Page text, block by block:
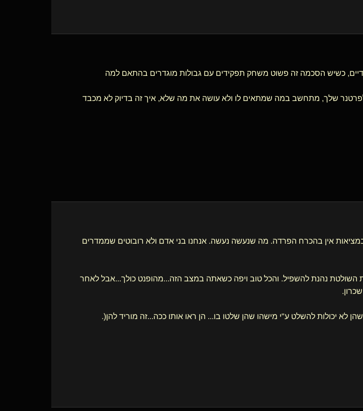
כשיש הסכמה זה פשוט משחק תפקידים עם גבולות מוגדרים בהתאם למה
שלך, מתחשב במה שמתאים לו ולא עושה את מה שלא, איך זה בדיוק לא מכבד
אין בהכרח הפרדה. מה שנעשה נעשה. אנחנו בני אדם ולא רובוטים שממדרים
השולטת נהנת להשפיל. והכל טוב ויפה כשאתה במצב הזה...מהופנט כולך...אבל לאחר